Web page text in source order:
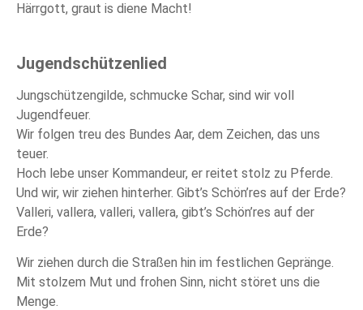
Härrgott, graut is diene Macht!
Jugendschützenlied
Jungschützengilde, schmucke Schar, sind wir voll
Jugendfeuer.
Wir folgen treu des Bundes Aar, dem Zeichen, das uns
teuer.
Hoch lebe unser Kommandeur, er reitet stolz zu Pferde.
Und wir, wir ziehen hinterher. Gibt’s Schön’res auf der Erde?
Valleri, vallera, valleri, vallera, gibt’s Schön’res auf der
Erde?
Wir ziehen durch die Straßen hin im festlichen Gepränge.
Mit stolzem Mut und frohen Sinn, nicht störet uns die
Menge.